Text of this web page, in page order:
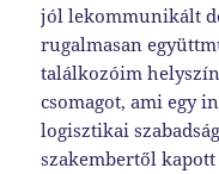
jól lekommunikált
rugalmasan
találkozóim
csomagot, ami egy
logisztikai
szakembertől